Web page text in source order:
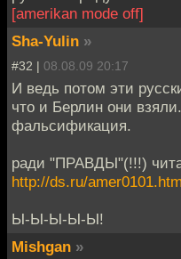
[amerikan mode off]
Sha-Yulin »
#32 | 08.08.09 20:17
И ведь потом эти
что и Берлин они
фальсификация.
ради "ПРАВДЫ"(!!!)
http://ds.ru/amer0101.htm
Ы-Ы-Ы-Ы-Ы!
Mishgan »